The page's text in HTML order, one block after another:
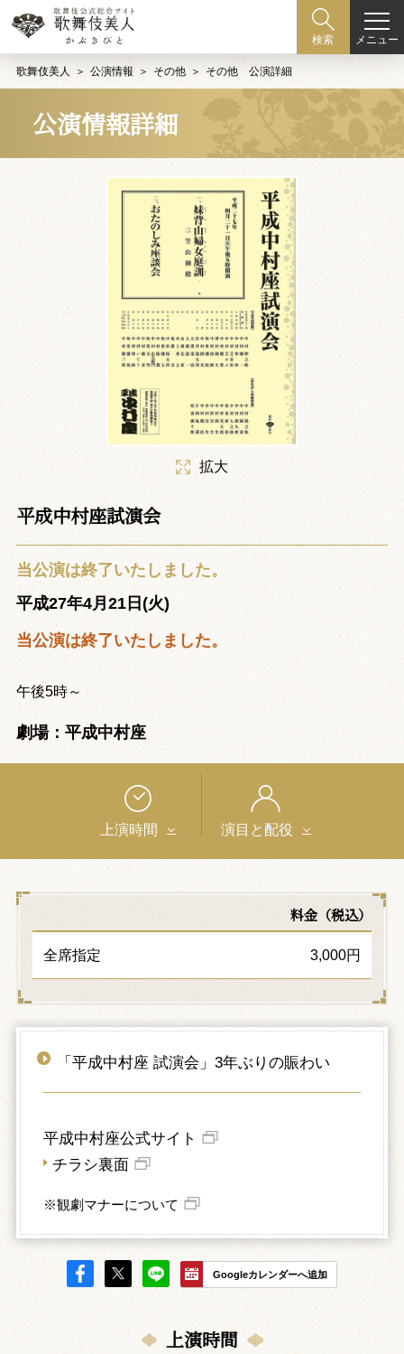
検索 メニュー
歌舞伎美人 公演情報 その他 その他 公演詳細
公演情報詳細
拡大
平成中村座試演会
当公演は終了いたしました。
平成27年4月21日(火)
当公演は終了いたしました。
午後5時～
劇場：平成中村座
上演時間 演目と配役
料金（税込）
全席指定 3,000円
「平成中村座 試演会」3年ぶりの賑わい
平成中村座公式サイト
チラシ裏面
※観劇マナーについて
Googleカレンダーへ追加
上演時間